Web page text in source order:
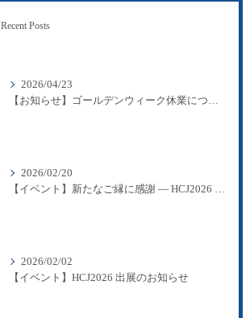
Recent Posts
2026/04/23
2026/02/20
2026/02/02
【イベント】HCJ2026 出展のお知らせ